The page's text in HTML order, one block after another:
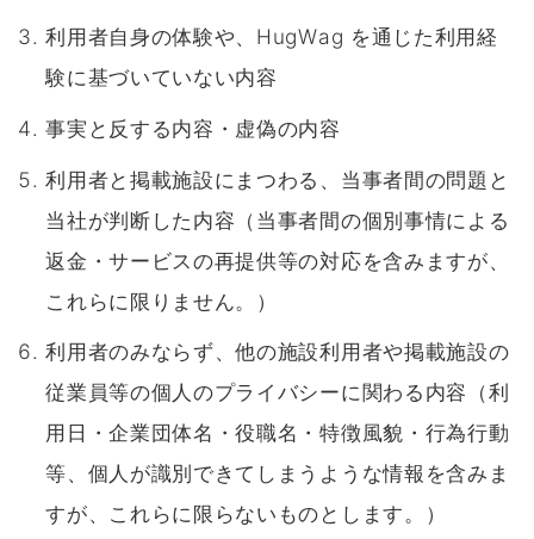
利用者自身の体験や、HugWag を通じた利用経
験に基づいていない内容
事実と反する内容・虚偽の内容
利用者と掲載施設にまつわる、当事者間の問題と
当社が判断した内容（当事者間の個別事情による
返金・サービスの再提供等の対応を含みますが、
これらに限りません。）
利用者のみならず、他の施設利用者や掲載施設の
従業員等の個人のプライバシーに関わる内容（利
用日・企業団体名・役職名・特徴風貌・行為行動
等、個人が識別できてしまうような情報を含みま
すが、これらに限らないものとします。）